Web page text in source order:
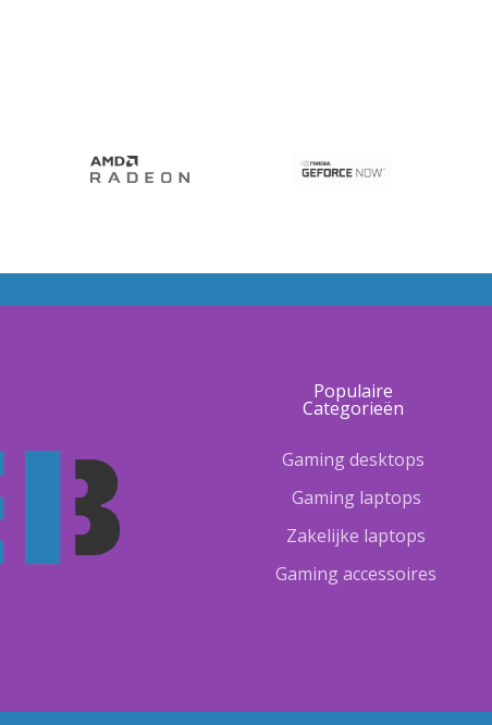
Populaire
Categorieën
Gaming desktops
Gaming laptops
Zakelijke laptops
Gaming accessoires